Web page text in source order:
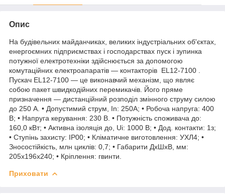
Опис
На будівельних майданчиках, великих індустріальних об'єктах,
енергоємних підприємствах і господарствах пуск і зупинка
потужної електротехніки здійснюється за допомогою
комутаційних електроапаратів — контакторів EL12-7100 .
Пускач EL12-7100 — це виконавчий механізм, що являє
собою пакет швидкодійних перемикачів. Його пряме
призначення — дистанційний розподіл змінного струму силою
до 250 А. • Допустимий струм, In: 250А; • Робоча напруга: 400
В; • Напруга керування: 230 В. • Потужність споживача до:
160,0 кВт; • Активна ізоляція до, Ui: 1000 В; • Дод. контакти: 1з;
• Ступінь захисту: IP00; • Кліматичне виготовлення: УХЛ4; •
Зносостійкість, млн циклів: 0,7; • Габарити ДхШxB, мм:
205x196x240; • Кріплення: гвинти.
Приховати